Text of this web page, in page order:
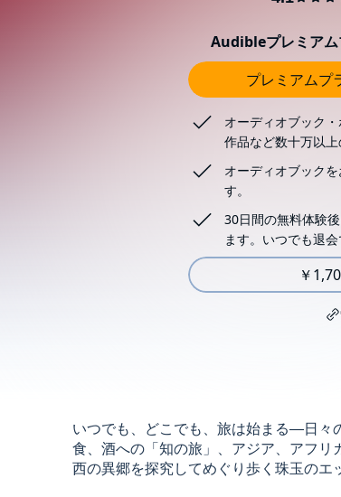
Audibleプレミアム
プレミアムプ
オーディオブック
作品など数十万以上
オーディオブック
す。
30日間の無料体験
ます。いつでも退会
￥
いつでも、どこでも、旅は始まる―日々
食、酒への「知の旅」、アジア、アフ
西の異郷を探究してめぐり歩く珠玉のエ